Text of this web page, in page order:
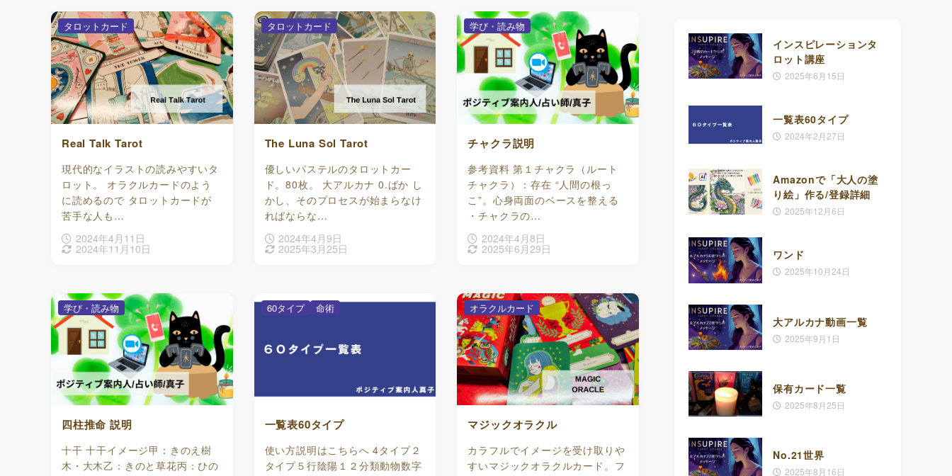
Real Talk Tarot
現代的なイラストの読みやすいタ
ロット。 オラクルカードのよう
に読めるので タロットカードが
苦手な人も…
2024年4月11日
2024年11月10日
タロットカード
The Luna Sol Tarot
優しいパステルのタロットカー
ド。80枚。 大アルカナ 0.ばか し
かし、そのプロセスが始まらなけ
ればならな…
2024年4月9日
2025年3月25日
タロットカード
チャクラ説明
参考資料 第１チャクラ（ルート
チャクラ）：存在 “人間の根っ
こ”。心身両面のベースを整える
・チャクラの…
2024年4月8日
2025年6月29日
学び・読み物
四柱推命 説明
十干 十干イメージ甲：きのえ樹
木・大木乙：きのと草花丙：ひの
学び・読み物
一覧表60タイプ
使い方説明はこちらへ 4タイプ２
タイプ５行陰陽１２分類動物数字
60タイプ 命術
マジックオラクル
カラフルでイメージを受け取りや
すいマジックオラクルカード。フ
オラクルカード
インスピレーションタ
ロット講座
2025年6月15日
一覧表60タイプ
2024年2月27日
Amazonで「大人の塗
り絵」作る/登録詳細
2025年12月6日
ワンド
2025年10月24日
大アルカナ動画一覧
2025年9月1日
保有カード一覧
2025年8月25日
No.21世界
2025年8月16日